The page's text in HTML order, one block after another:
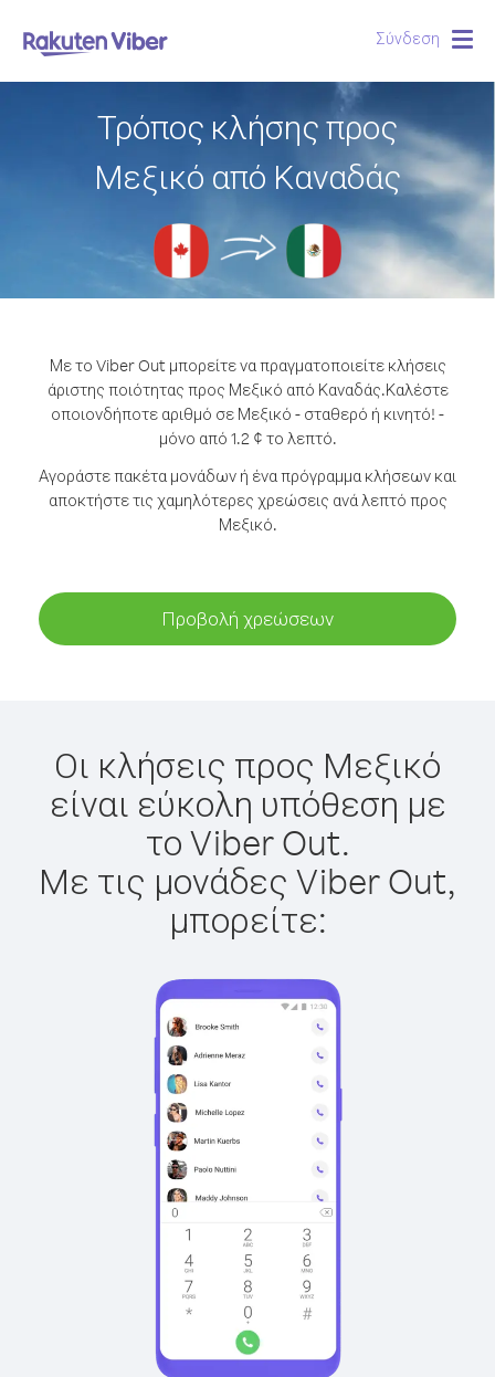
Σύνδεση
Τρόπος κλήσης προς
Μεξικό από Καναδάς
Με το Viber Out μπορείτε να πραγματοποιείτε κλήσεις
άριστης ποιότητας προς Μεξικό από Καναδάς.Καλέστε
οποιονδήποτε αριθμό σε Μεξικό - σταθερό ή κινητό! -
μόνο από 1.2 ¢ το λεπτό.
Αγοράστε πακέτα μονάδων ή ένα πρόγραμμα κλήσεων και
αποκτήστε τις χαμηλότερες χρεώσεις ανά λεπτό προς
Μεξικό.
Προβολή χρεώσεων
Οι κλήσεις προς Μεξικό
είναι εύκολη υπόθεση με
το Viber Out.
Με τις μονάδες Viber Out,
μπορείτε: